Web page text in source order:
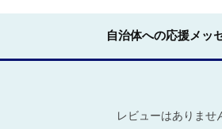
自治体への応援メッ
レビューはありませ